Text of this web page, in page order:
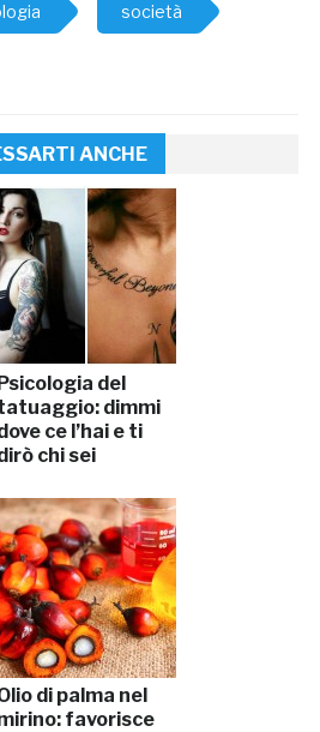
società
ANCHE
Psicologia del
dimmi
ce l’hai e ti
chi sei
di palma nel
favorisce